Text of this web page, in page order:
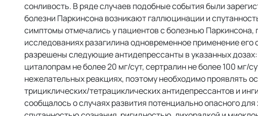
сонливость. В ряде случаев подобные события были
болезни Паркинсона возникают галлюцинации и
симптомы отмечались у пациентов с болезнью
исследованиях разагилина одновременное применение
разрешены следующие антидепрессанты в указанных
циталопрам не более 20 мг/сут, сертралин не более 100 мг/
нежелательных реакциях, поэтому необходимо
трициклических/тетрациклических антидепрессантов и
сообщалось о случаях развития потенциально опасного